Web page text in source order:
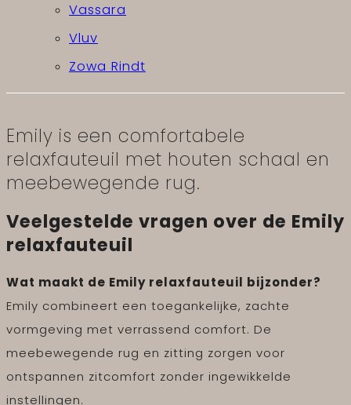
Vassara
Vluv
Zowa Rindt
Emily is een comfortabele
relaxfauteuil met houten schaal en
meebewegende rug.
Veelgestelde vragen over de Emily
relaxfauteuil
Wat maakt de Emily relaxfauteuil bijzonder?
Emily combineert een toegankelijke, zachte
vormgeving met verrassend comfort. De
meebewegende rug en zitting zorgen voor
ontspannen zitcomfort zonder ingewikkelde
instellingen.